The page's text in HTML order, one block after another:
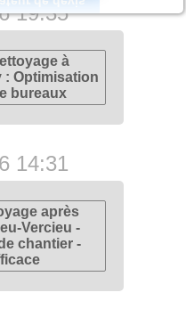
19:35
à
: Optimisation
bureaux
14:31
après
Vercieu -
chantier -